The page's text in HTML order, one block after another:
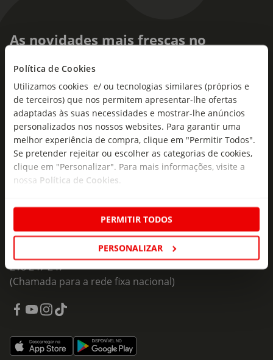
Política de Cookies
Utilizamos cookies e/ ou tecnologias similares (próprios e
de terceiros) que nos permitem apresentar-lhe ofertas
adaptadas às suas necessidades e mostrar-lhe anúncios
personalizados nos nossos websites. Para garantir uma
melhor experiência de compra, clique em "Permitir Todos".
Se pretender rejeitar ou escolher as categorias de cookies,
clique em "Personalizar". Para mais informações, visite a
nossa Política de Cookies
PERMITIR TODOS
PERSONALIZAR
As novidades mais frescas no
Subscreva e descubra campanhas exclusivas,
ofertas e novidades para si.
Insira o seu e-
mail
Subscrever
Fale Connosco
Formulário de Contacto
218 247 247
(Chamada para a rede fixa nacional)